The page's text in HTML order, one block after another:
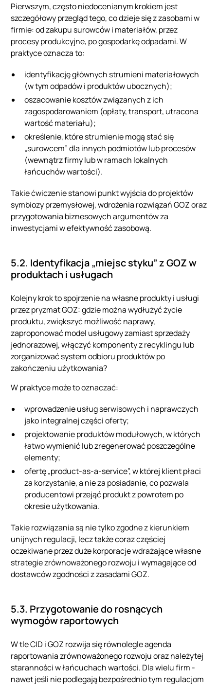
Pierwszym, często niedocenianym krokiem jest
szczegółowy przegląd tego, co dzieje się z zasobami w
firmie: od zakupu surowców i materiałów, przez
procesy produkcyjne, po gospodarkę odpadami. W
praktyce oznacza to:
identyfikację głównych strumieni materiałowych
(w tym odpadów i produktów ubocznych);
oszacowanie kosztów związanych z ich
zagospodarowaniem (opłaty, transport, utracona
wartość materiału);
określenie, które strumienie mogą stać się
„surowcem” dla innych podmiotów lub procesów
(wewnątrz firmy lub w ramach lokalnych
łańcuchów wartości).
Takie ćwiczenie stanowi punkt wyjścia do projektów
symbiozy przemysłowej, wdrożenia rozwiązań GOZ oraz
przygotowania biznesowych argumentów za
inwestycjami w efektywność zasobową.
5.2. Identyfikacja „miejsc styku” z GOZ w
produktach i usługach
Kolejny krok to spojrzenie na własne produkty i usługi
przez pryzmat GOZ: gdzie można wydłużyć życie
produktu, zwiększyć możliwość naprawy,
zaproponować model usługowy zamiast sprzedaży
jednorazowej, włączyć komponenty z recyklingu lub
zorganizować system odbioru produktów po
zakończeniu użytkowania?
W praktyce może to oznaczać:
wprowadzenie usług serwisowych i naprawczych
jako integralnej części oferty;
projektowanie produktów modułowych, w których
łatwo wymienić lub zregenerować poszczególne
elementy;
ofertę „product‑as‑a‑service”, w której klient płaci
za korzystanie, a nie za posiadanie, co pozwala
producentowi przejąć produkt z powrotem po
okresie użytkowania.
Takie rozwiązania są nie tylko zgodne z kierunkiem
unijnych regulacji, lecz także coraz częściej
oczekiwane przez duże korporacje wdrażające własne
strategie zrównoważonego rozwoju i wymagające od
dostawców zgodności z zasadami GOZ.
5.3. Przygotowanie do rosnących
wymogów raportowych
W tle CID i GOZ rozwija się równolegle agenda
raportowania zrównoważonego rozwoju oraz należytej
staranności w łańcuchach wartości. Dla wielu firm -
nawet jeśli nie podlegają bezpośrednio tym regulacjom